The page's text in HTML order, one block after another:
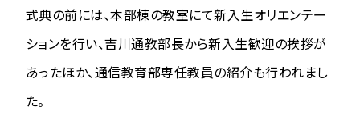
式典の前には、本部棟の教室にて新入生オリエンテー
ションを行い、吉川通教部長から新入生歓迎の挨拶が
あったほか、通信教育部専任教員の紹介も行われまし
た。